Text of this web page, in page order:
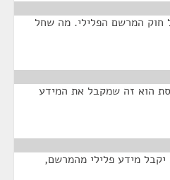
חוק המרשם הפלילי. מה שחל
הוא זה שמקבל את המידע
מידע פלילי מהמרשם,